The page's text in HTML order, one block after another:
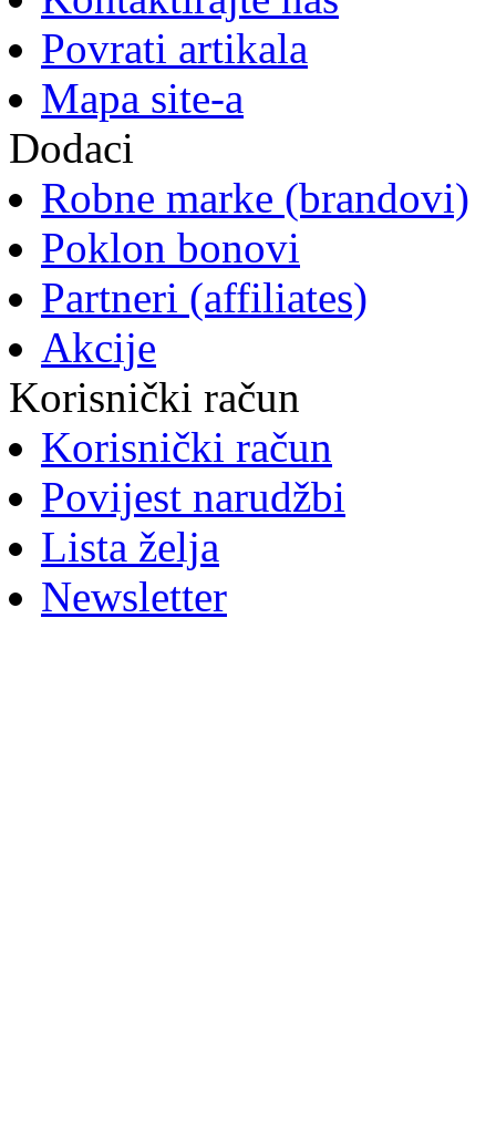
Povrati artikala
Mapa site-a
Dodaci
Robne marke (brandovi)
Poklon bonovi
Partneri (affiliates)
Akcije
Korisnički račun
Korisnički račun
Povijest narudžbi
Lista želja
Newsletter